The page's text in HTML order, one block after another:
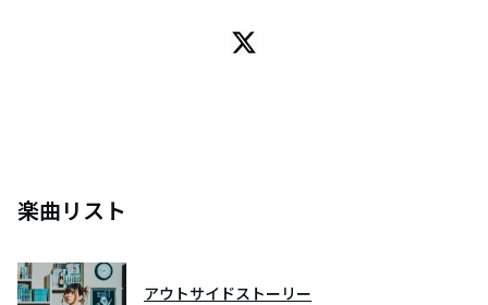
全体を熱くさせる。
楽曲リスト
アウトサイドストーリー